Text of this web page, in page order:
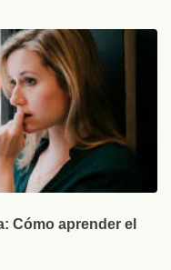
Cómo aprender el